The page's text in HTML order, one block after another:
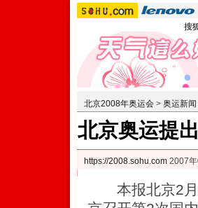
搜
北京2008年奥运会 > 奥运新闻
北京奥运提
https://2008.sohu.com 2007
本报北京2月9